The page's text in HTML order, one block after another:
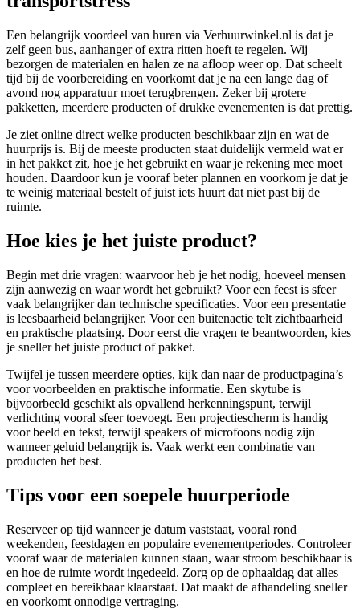
Een belangrijk voordeel van huren via Verhuurwinkel.nl is dat je
zelf geen bus, aanhanger of extra ritten hoeft te regelen. Wij
bezorgen de materialen en halen ze na afloop weer op. Dat scheelt
tijd bij de voorbereiding en voorkomt dat je na een lange dag of
avond nog apparatuur moet terugbrengen. Zeker bij grotere
pakketten, meerdere producten of drukke evenementen is dat prettig.
Je ziet online direct welke producten beschikbaar zijn en wat de
huurprijs is. Bij de meeste producten staat duidelijk vermeld wat er
in het pakket zit, hoe je het gebruikt en waar je rekening mee moet
houden. Daardoor kun je vooraf beter plannen en voorkom je dat je
te weinig materiaal bestelt of juist iets huurt dat niet past bij de
ruimte.
Hoe kies je het juiste product?
Begin met drie vragen: waarvoor heb je het nodig, hoeveel mensen
zijn aanwezig en waar wordt het gebruikt? Voor een feest is sfeer
vaak belangrijker dan technische specificaties. Voor een presentatie
is leesbaarheid belangrijker. Voor een buitenactie telt zichtbaarheid
en praktische plaatsing. Door eerst die vragen te beantwoorden, kies
je sneller het juiste product of pakket.
Twijfel je tussen meerdere opties, kijk dan naar de productpagina’s
voor voorbeelden en praktische informatie. Een skytube is
bijvoorbeeld geschikt als opvallend herkenningspunt, terwijl
verlichting vooral sfeer toevoegt. Een projectiescherm is handig
voor beeld en tekst, terwijl speakers of microfoons nodig zijn
wanneer geluid belangrijk is. Vaak werkt een combinatie van
producten het best.
Tips voor een soepele huurperiode
Reserveer op tijd wanneer je datum vaststaat, vooral rond
weekenden, feestdagen en populaire evenementperiodes. Controleer
vooraf waar de materialen kunnen staan, waar stroom beschikbaar is
en hoe de ruimte wordt ingedeeld. Zorg op de ophaaldag dat alles
compleet en bereikbaar klaarstaat. Dat maakt de afhandeling sneller
en voorkomt onnodige vertraging.